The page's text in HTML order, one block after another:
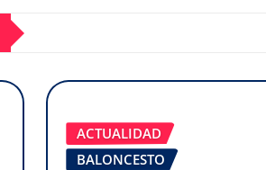
ACTUALIDAD
BALONCESTO